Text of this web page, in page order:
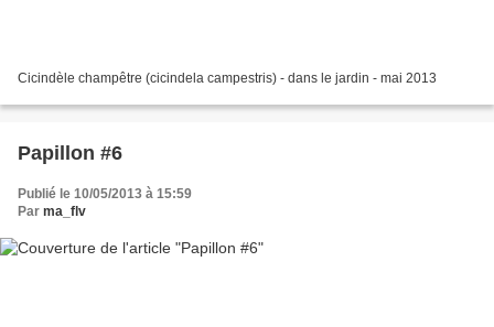
Cicindèle champêtre (cicindela campestris) - dans le jardin - mai 2013
Papillon #6
Publié le 10/05/2013 à 15:59
Par ma_flv